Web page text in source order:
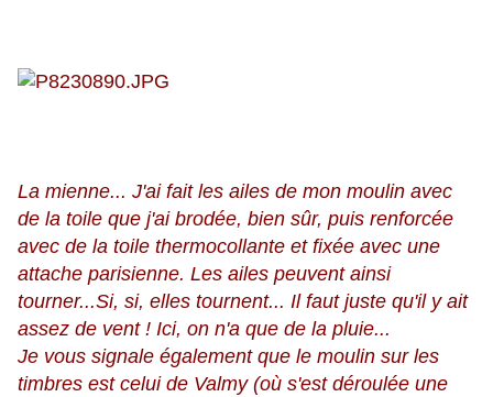
La mienne... J'ai fait les ailes de mon moulin avec
de la toile que j'ai brodée, bien sûr, puis renforcée
avec de la toile thermocollante et fixée avec une
attache parisienne. Les ailes peuvent ainsi
tourner...Si, si, elles tournent... Il faut juste qu'il y ait
assez de vent ! Ici, on n'a que de la pluie...
Je vous signale également que le moulin sur les
timbres est celui de Valmy (où s'est déroulée une